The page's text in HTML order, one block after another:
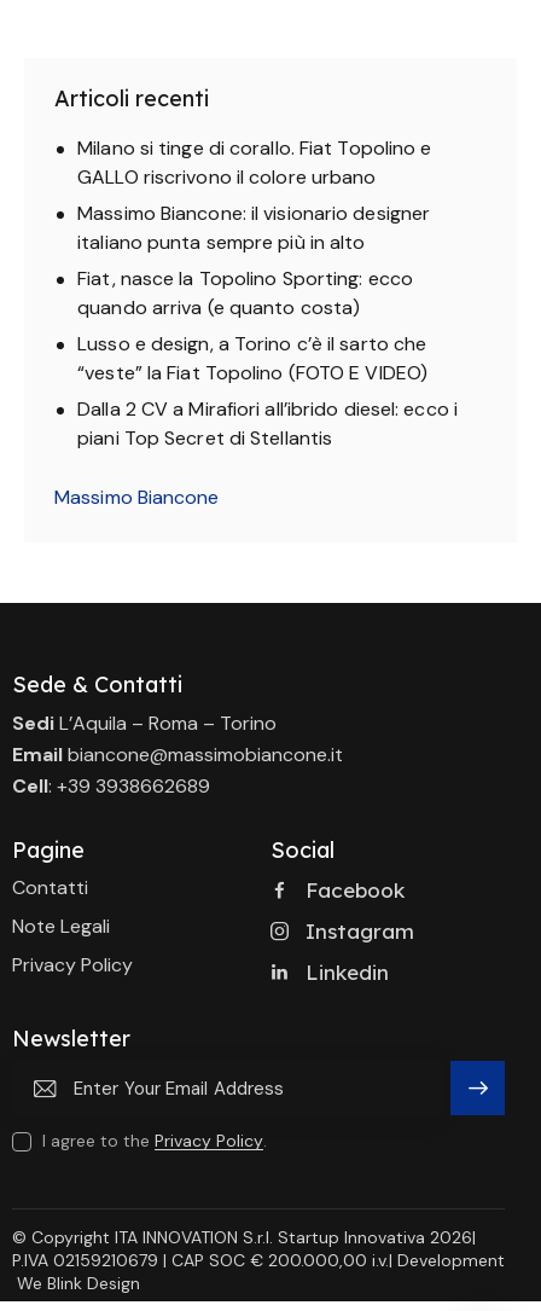
Articoli recenti
Milano si tinge di corallo. Fiat Topolino e
GALLO riscrivono il colore urbano
Massimo Biancone: il visionario designer
italiano punta sempre più in alto
Fiat, nasce la Topolino Sporting: ecco
quando arriva (e quanto costa)
Lusso e design, a Torino c’è il sarto che
“veste” la Fiat Topolino (FOTO E VIDEO)
Dalla 2 CV a Mirafiori all’ibrido diesel: ecco i
piani Top Secret di Stellantis
Massimo Biancone
Sede & Contatti
SediL’Aquila – Roma – Torino
Emailbiancone@massimobiancone.it
Cell: +39 3938662689
Pagine
Contatti
Note Legali
Privacy Policy
Social
Facebook
Instagram
Linkedin
Newsletter
Subscri
I agree to the Privacy Policy.
© Copyright ITA INNOVATION S.r.l. Startup Innovativa 2026|
P.IVA 02159210679 | CAP SOC € 200.000,00 i.v.| Development
We Blink Design